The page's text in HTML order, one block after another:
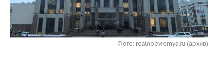
НЕФТЬ
ОПК
РОЗНИЧНАЯ ТОРГОВЛЯ
ТРАНСПОРТ
НОВОСТИ ТЕХНОЛОГИЙ
IT
МЕРОПРИЯТИЯ
НОВОСТИ МЕРОПРИЯТИЙ
СПОРТ
Фото: realnoevremya.ru (архив)